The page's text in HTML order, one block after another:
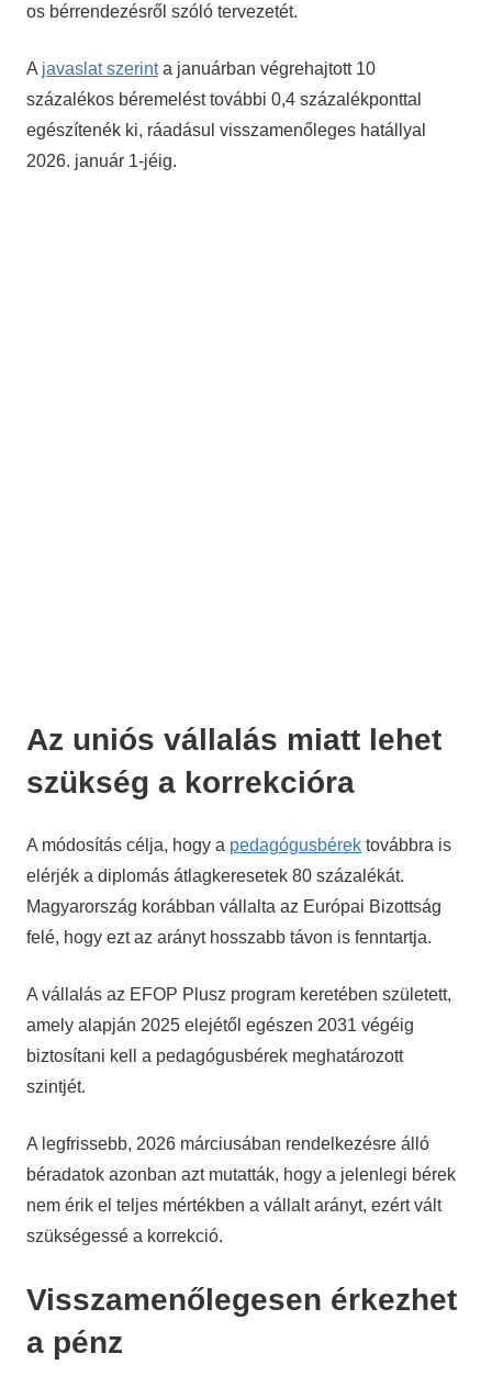
os bérrendezésről szóló tervezetét.
A javaslat szerinta januárban végrehajtott 10
százalékos béremelést további 0,4 százalékponttal
egészítenék ki, ráadásul visszamenőleges hatállyal
2026. január 1-jéig.
Az uniós vállalás miatt lehet
szükség a korrekcióra
A módosítás célja, hogy a pedagógusbérek továbbra is
elérjék a diplomás átlagkeresetek 80 százalékát.
Magyarország korábban vállalta az Európai Bizottság
felé, hogy ezt az arányt hosszabb távon is fenntartja.
A vállalás az EFOP Plusz program keretében született,
amely alapján 2025 elejétől egészen 2031 végéig
biztosítani kell a pedagógusbérek meghatározott
szintjét.
A legfrissebb, 2026 márciusában rendelkezésre álló
béradatok azonban azt mutatták, hogy a jelenlegi bérek
nem érik el teljes mértékben a vállalt arányt, ezért vált
szükségessé a korrekció.
Visszamenőlegesen érkezhet
a pénz